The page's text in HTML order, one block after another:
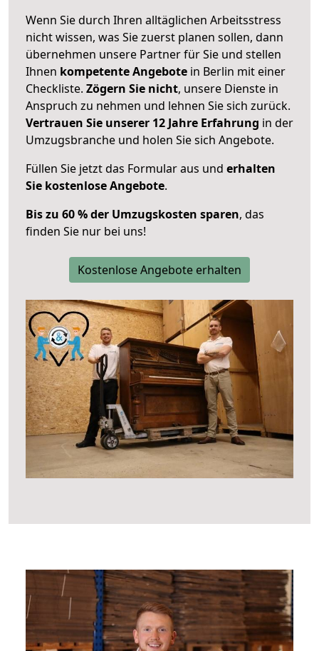
Wenn Sie durch Ihren alltäglichen Arbeitsstress
nicht wissen, was Sie zuerst planen sollen, dann
übernehmen unsere Partner für Sie und stellen
Ihnen kompetente Angebote in Berlin mit einer
Checkliste. Zögern Sie nicht, unsere Dienste in
Anspruch zu nehmen und lehnen Sie sich zurück.
Vertrauen Sie unserer 12 Jahre Erfahrung in der
Umzugsbranche und holen Sie sich Angebote.
Füllen Sie jetzt das Formular aus und erhalten
Sie kostenlose Angebote.
Bis zu 60 % der Umzugskosten sparen, das
finden Sie nur bei uns!
Kostenlose Angebote erhalten